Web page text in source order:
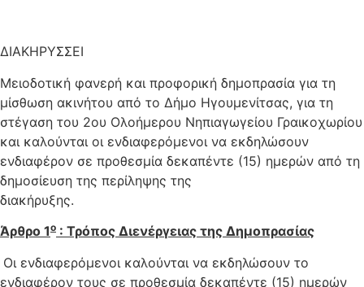
ΔΙΑΚΗΡΥΣΣΕΙ
Mειοδοτική φανερή και προφορική δημοπρασία για τη
μίσθωση ακινήτου από το Δήμο Ηγουμενίτσας, για τη
στέγαση του 2ου Ολοήμερου Νηπιαγωγείου Γραικοχωρίου
και καλούνται οι ενδιαφερόμενοι να εκδηλώσουν
ενδιαφέρον σε προθεσμία δεκαπέντε (15) ημερών από τη
δημοσίευση της περίληψης της
διακήρυξης.
Άρθρο 1ο : Τρόπος Διενέργειας της Δημοπρασίας
Οι ενδιαφερόμενοι καλούνται να εκδηλώσουν το
ενδιαφέρον τους σε προθεσμία δεκαπέντε (15) ημερών